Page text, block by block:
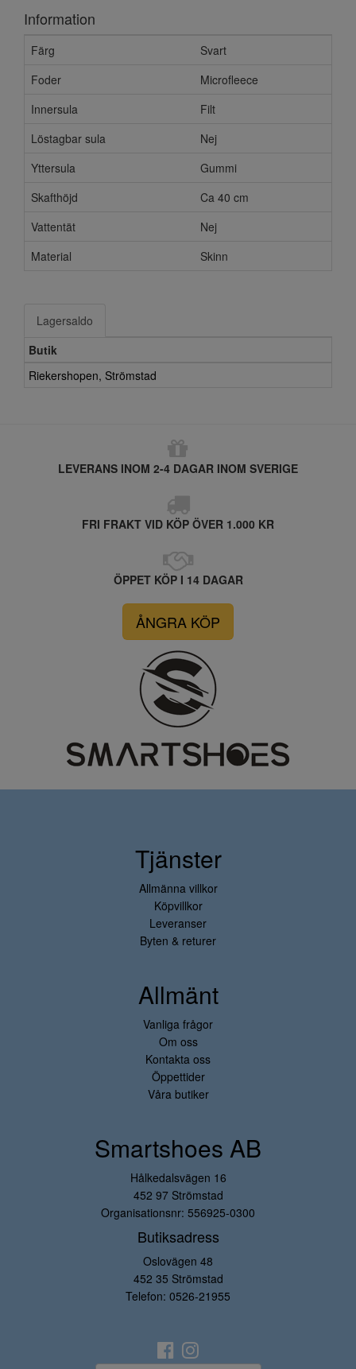
Information
Färg
Svart
Foder
Microfleece
Innersula
Filt
Löstagbar sula
Nej
Yttersula
Gummi
Skafthöjd
Ca 40 cm
Vattentät
Nej
Material
Skinn
Lagersaldo
Butik
Riekershopen, Strömstad
LEVERANS INOM 2-4 DAGAR INOM SVERIGE
FRI FRAKT VID KÖP ÖVER 1.000 KR
ÖPPET KÖP I 14 DAGAR
ÅNGRA KÖP
Tjänster
Allmänna villkor
Köpvillkor
Leveranser
Byten & returer
Allmänt
Vanliga frågor
Om oss
Kontakta oss
Öppettider
Våra butiker
Smartshoes AB
Hålkedalsvägen 16
452 97 Strömstad
Organisationsnr: 556925-0300
Butiksadress
Oslovägen 48
452 35 Strömstad
Telefon: 0526-21955